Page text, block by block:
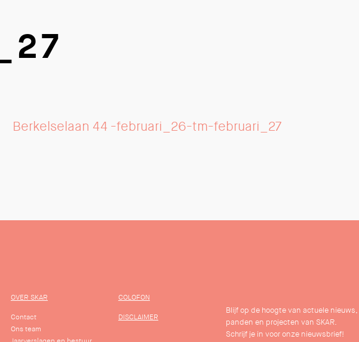
Berkelselaan 44 -februari_26-tm-februari_27
OVER SKAR
Contact
Ons team
COLOFON
DISCLAIMER
Blijf op de hoogte van actuele nieuws,
panden en projecten van SKAR.
Schrijf je in voor onze nieuwsbrief!